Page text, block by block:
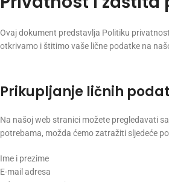
Ovaj dokument predstavlja Politiku
otkrivamo i štitimo vaše lične podatke na
Prikupljanje ličnih
Na našoj web stranici možete pregledavati
potrebama, možda ćemo zatražiti sljedeće
Ime i prezime
E-mail adresa